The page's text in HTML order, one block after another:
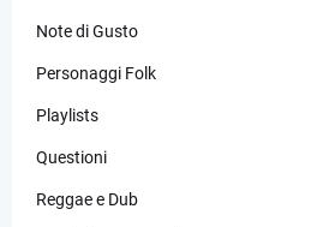
Note di Gusto
Personaggi Folk
Playlists
Questioni
Reggae e Dub